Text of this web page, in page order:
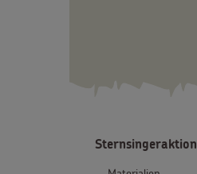
Sternsingeraktion